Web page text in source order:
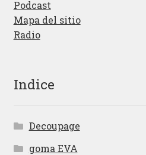
Podcast
Mapa del sitio
Radio
Indice
Decoupage
goma EVA